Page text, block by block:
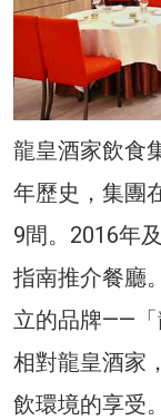
龍皇酒家飲食
年歷史，集團
9間。2016年
指南推介餐廳
立的品牌——「
相對龍皇酒家
飲環境的享受。